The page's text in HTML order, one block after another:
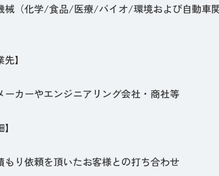
械（化学/食品/医療/バイオ/環境および自動車
先】
ーカーやエンジニアリング会社・商社等
り依頼を頂いたお客様との打ち合わせ